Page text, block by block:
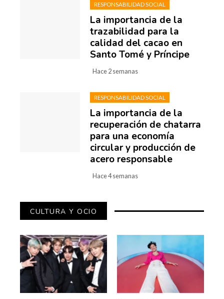
RESPONSABILIDAD SOCIAL
La importancia de la
trazabilidad para la
calidad del cacao en
Santo Tomé y Príncipe
Hace 2 semanas
RESPONSABILIDAD SOCIAL
La importancia de la
recuperación de chatarra
para una economía
circular y producción de
acero responsable
Hace 4 semanas
CULTURA Y OCIO